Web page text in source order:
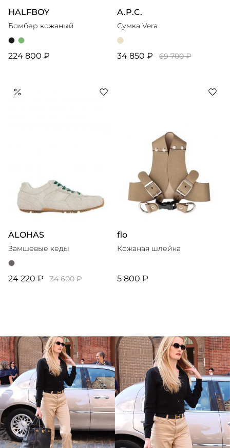
HALFBOY
Бомбер кожаный
224 800 ₽
A.P.C.
Сумка Vera
34 850 ₽ 69 700 ₽
ALOHAS
Замшевые кеды
24 220 ₽ 34 600 ₽
flo
Кожаная шлейка
5 800 ₽